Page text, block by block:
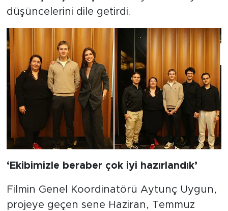
düşüncelerini dile getirdi.
‘Ekibimizle beraber çok iyi hazırlandık’
Filmin Genel Koordinatörü Aytunç Uygun,
projeye geçen sene Haziran, Temmuz